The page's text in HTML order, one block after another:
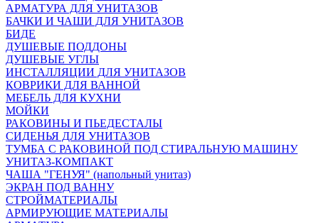
АРМАТУРА ДЛЯ УНИТАЗОВ
БАЧКИ И ЧАШИ ДЛЯ УНИТАЗОВ
БИДЕ
ДУШЕВЫЕ ПОДДОНЫ
ДУШЕВЫЕ УГЛЫ
ИНСТАЛЛЯЦИИ ДЛЯ УНИТАЗОВ
КОВРИКИ ДЛЯ ВАННОЙ
МЕБЕЛЬ ДЛЯ КУХНИ
МОЙКИ
РАКОВИНЫ И ПЬЕДЕСТАЛЫ
СИДЕНЬЯ ДЛЯ УНИТАЗОВ
ТУМБА С РАКОВИНОЙ ПОД СТИРАЛЬНУЮ МАШИНУ
УНИТАЗ-КОМПАКТ
ЧАША "ГЕНУЯ" (напольный унитаз)
ЭКРАН ПОД ВАННУ
СТРОЙМАТЕРИАЛЫ
АРМИРУЮЩИЕ МАТЕРИАЛЫ